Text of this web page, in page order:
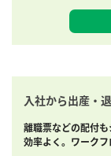
入社から出産・
離職票などの配付
効率よく。ワーク